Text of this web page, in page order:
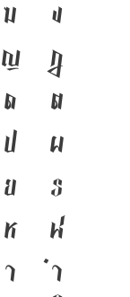
ฆ
ง
ญ ฎ
ด
ต
ป
ผ
ย
ร
ห
ฬ
า
ำ